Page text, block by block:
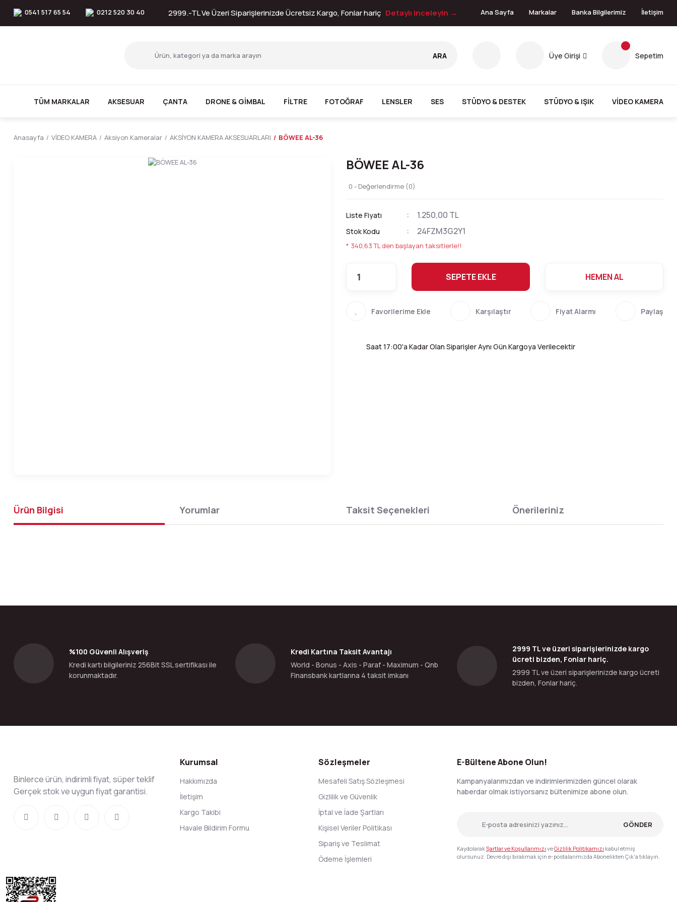
0541 517 65 54 0212 520 30 40 2999.-TL Ve Üzeri Siparişlerinizde Ücretsiz Kargo, Fonlar hariç Detaylı inceleyin → Ana Sayfa Markalar Banka Bilgilerimiz İletişim
ARA Üye Girişi Sepetim
TÜM MARKALAR AKSESUAR ÇANTA DRONE & GİMBAL FİLTRE FOTOĞRAF LENSLER SES STÜDYO & DESTEK STÜDYO & IŞIK VİDEO KAMERA
Anasayfa VİDEO KAMERA Aksiyon Kameralar AKSİYON KAMERA AKSESUARLARI BÖWEE AL-36
BÖWEE AL-36
0 - Değerlendirme (0)
Liste Fiyatı 1.250,00 TL
Stok Kodu 24FZM3G2Y1
* 340,63 TL den başlayan taksitlerle!!
SEPETE EKLE HEMEN AL
Karşılaştır Fiyat Alarmı Paylaş
Saat 17:00'a Kadar Olan Siparişler Aynı Gün Kargoya Verilecektir
Ürün Bilgisi Yorumlar Taksit Seçenekleri Önerileriniz
Ürün fiyatı diğer sitelerden daha pahalı.
Bu ürüne benzer farklı alternatifler olmalı.
%100 Güvenli Alışveriş
Kredi kartı bilgileriniz 256Bit SSL sertifikası ile
korunmaktadır.
Kredi Kartına Taksit Avantajı
World - Bonus - Axis - Paraf - Maximum - Qnb
Finansbank kartlarına 4 taksit imkanı
2999 TL ve üzeri siparişlerinizde kargo
ücreti bizden, Fonlar hariç.
2999 TL ve üzeri siparişlerinizde kargo ücreti
bizden, Fonlar hariç.
Binlerce ürün, indirimli fiyat, süper teklif
Gerçek stok ve uygun fiyat garantisi.
Kurumsal
Hakkımızda
İletişim
Kargo Takibi
Havale Bildirim Formu
Sözleşmeler
Mesafeli Satış Sözleşmesi
Gizlilik ve Güvenlik
İptal ve İade Şartları
Kişisel Veriler Politikası
Sipariş ve Teslimat
Ödeme İşlemleri
E-Bültene Abone Olun!
Kampanyalarımızdan ve indirimlerimizden güncel olarak
haberdar olmak istiyorsanız bültenimize abone olun.
GÖNDER
KaydolarakŞartlar ve Koşullarımızı veGizlilik Politikamızı kabul etmiş
olursunuz. Devre dışı bırakmak için e-postalarımızda Abonelikten Çık'a tıklayın.